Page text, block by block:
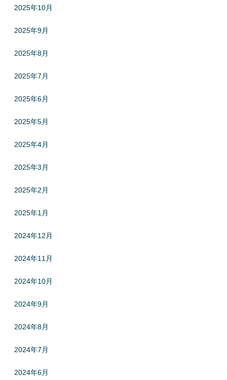
2025年10月
2025年9月
2025年8月
2025年7月
2025年6月
2025年5月
2025年4月
2025年3月
2025年2月
2025年1月
2024年12月
2024年11月
2024年10月
2024年9月
2024年8月
2024年7月
2024年6月